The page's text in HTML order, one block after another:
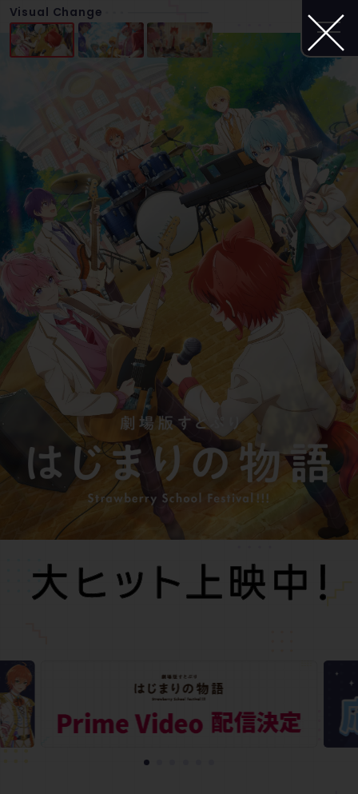
Movie
ムービー
News
ニュース
Introduction
イントロダクション
Member
メンバー
Staff&Cast
スタッフ・キャスト
Ticket
チケット 映画館リスト
Music Goods
Special
スペシャル
Visual Change